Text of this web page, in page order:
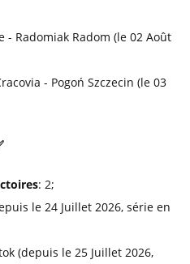
- Radomiak Radom (le 02 Août
- Pogoń Szczecin (le 03
: 2;
le 24 Juillet 2026, série en
(depuis le 25 Juillet 2026,